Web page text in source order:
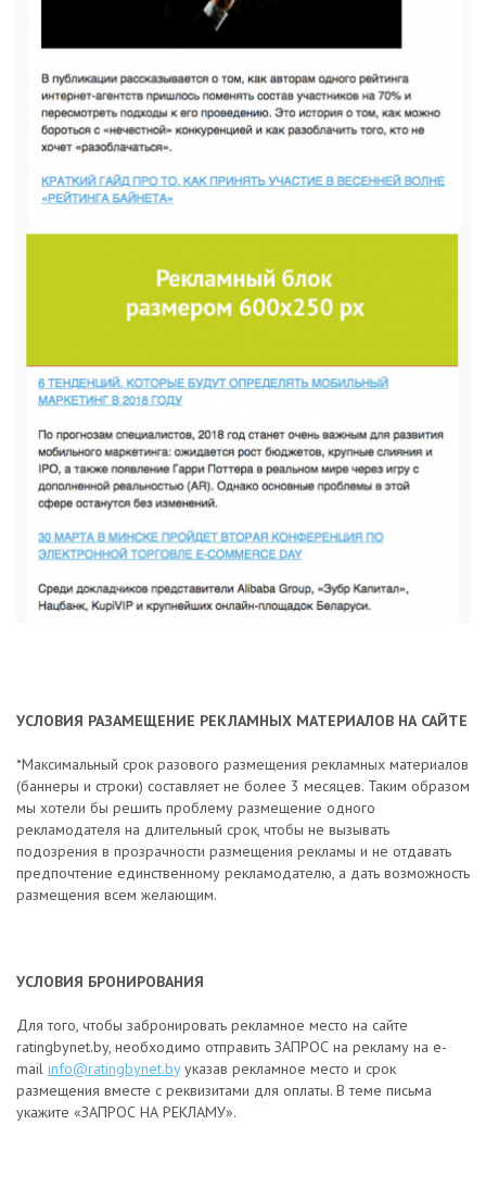
УСЛОВИЯ РАЗАМЕЩЕНИЕ РЕКЛАМНЫХ МАТЕРИАЛОВ НА САЙТЕ
*Максимальный срок разового размещения рекламных материалов
(баннеры и строки) составляет не более 3 месяцев. Таким образом
мы хотели бы решить проблему размещение одного
рекламодателя на длительный срок, чтобы не вызывать
подозрения в прозрачности размещения рекламы и не отдавать
предпочтение единственному рекламодателю, а дать возможность
размещения всем желающим.
УСЛОВИЯ БРОНИРОВАНИЯ
Для того, чтобы забронировать рекламное место на сайте
ratingbynet.by, необходимо отправить ЗАПРОС на рекламу на e-
mail info@ratingbynet.byуказав рекламное место и срок
размещения вместе с реквизитами для оплаты. В теме письма
укажите «ЗАПРОС НА РЕКЛАМУ».